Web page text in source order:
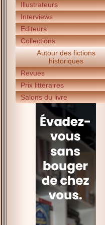
Illustrateurs
Interviews
Editeurs
Collections
Autour des fictions
historiques
Revues
Prix littéraires
Salons du livre